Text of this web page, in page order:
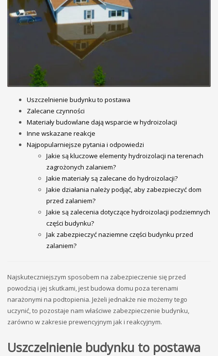
Uszczelnienie budynku to postawa
Zalecane czynności
Materiały budowlane dają wsparcie w hydroizolacji
Inne wskazane reakcje
Najpopularniejsze pytania i odpowiedzi
Jakie są kluczowe elementy hydroizolacji na terenach
zagrożonych zalaniem?
Jakie materiały są zalecane do hydroizolacji?
Jakie działania należy podjąć, aby zabezpieczyć dom
przed zalaniem?
Jakie są zalecenia dotyczące hydroizolacji podziemnych
części budynku?
Jak zabezpieczyć naziemne części budynku przed
zalaniem?
Najskuteczniejszym sposobem na zabezpieczenie się przed
powodzią i jej skutkami, jest budowa domu poza terenami
narażonymi na podtopienia. Jeżeli jednakże nie możemy tego
uczynić, to pozostaje nam właściwe zabezpieczenie budynku,
zarówno w zakresie prewencyjnym jak i reakcyjnym.
Uszczelnienie budynku to postawa